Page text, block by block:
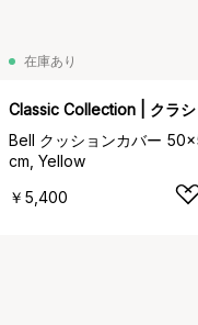
在庫あり
Classic Collection | クラ
Bell クッションカバー
cm, Yellow
￥5,400